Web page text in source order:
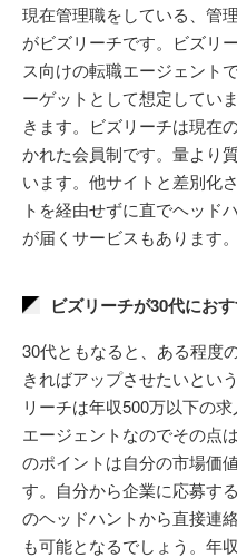
現在管理職をしている、管
がビズリーチです。ビズリ
ス向けの転職エージェント
ーゲットとして想定してい
きます。ビズリーチは現在
かれた会員制です。量より
います。他サイトと差別化
トを経由せずに直でヘッド
が届くサービスもあります。
ビズリーチが30代にお
30代ともなると、ある程度
きればアップさせたいとい
リーチは年収500万以下の
エージェントなのでその点
のポイントは自分の市場価
す。自分から企業に応募す
のヘッドハントから直接連
も可能となるでしょう。年